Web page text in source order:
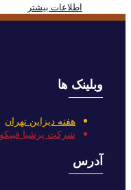
اطلاعات بیشتر
وبلینک ها
هفته دیزاین تهران
شرکت پرشیا فیپکو
آدرس